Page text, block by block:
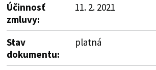
Účinnosť
zmluvy:
11. 2. 2021
Stav
dokumentu:
platná